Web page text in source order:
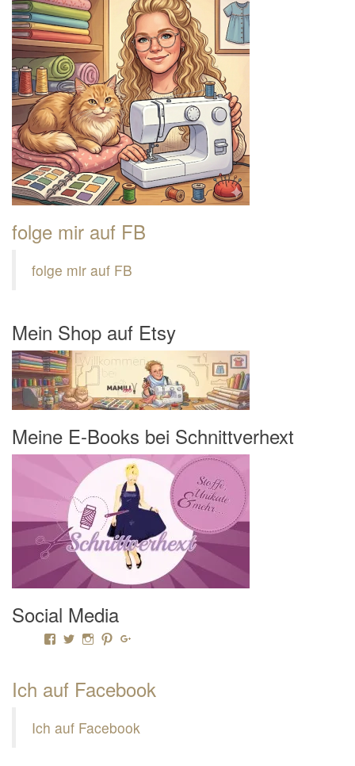
folge mir auf FB
folge mir auf FB
Mein Shop auf Etsy
Meine E-Books bei Schnittverhext
Social Media
Profil von Mamili1910 auf Facebook anzeigen
Profil von Mamili1910 auf Twitter anzeigen
Profil von Mamili1910 auf Instagram anzeigen
Profil von Mamili1910 auf Pinterest anzeigen
Ich auf Facebook
Ich auf Facebook